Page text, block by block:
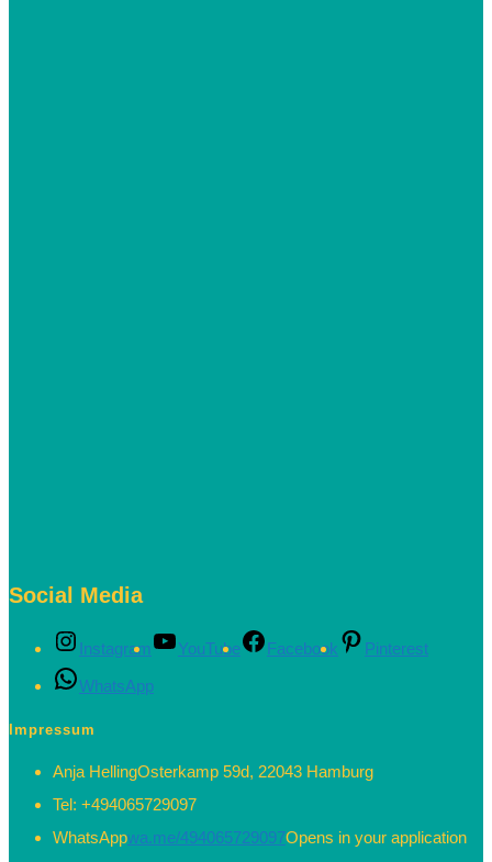
Social Media
Instagram YouTube Facebook
Pinterest
WhatsApp
Impressum
Anja HellingOsterkamp 59d, 22043 Hamburg
Tel: +494065729097
WhatsAppwa.me/494065729097Opens in your application